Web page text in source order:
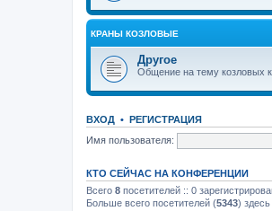
КРАНЫ КОЗЛОВЫЕ
Другое
Общение на тему козловых
ВХОД • РЕГИСТРАЦИЯ
Имя пользователя:
КТО СЕЙЧАС НА КОНФЕРЕНЦИИ
Всего 8 посетителей :: 0
Больше всего посетителей (5343)